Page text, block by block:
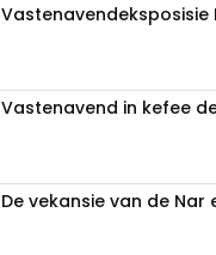
Vastenavendeksposisie
Vastenavend in kefee
De vekansie van de Nar